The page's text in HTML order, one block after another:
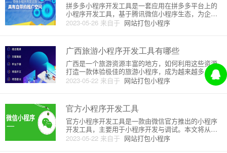
2023-05-26 来自于 网站打包小程序
拼多多小程序开发工具是一套应用在拼多多平台上的
小程序开发工具，基于腾讯微信小程序生态，为企业
和个人提供了轻松开发小程序的平台，从而可以快速
实现自己的商业价值和用户需求。拼多多小程序开发
言，开发者通
广西旅游小程序开发工具有哪些
2023-05-22 来自于 网站打包小程序
广西是一个旅游资源丰富的地方，如何利用这些资源
打造一款体验极佳的旅游小程序，成为越来越多人关
注的话题。本文将介绍几种广西旅游小程序开发工
具，帮助开发者轻松开发自己的旅游小程序。1.微信
业开发小程序的首选。微信
官方小程序开发工具
2023-05-22 来自于 网站打包小程序
官方小程序开发工具是一款由微信官方推出的小程序
开发工具，主要用于小程序开发与调试。本文将从原
理和详细介绍两方面进行阐述。一、原理小程序开发
工具主要包含两个部分：一个是前端项目，另一个是